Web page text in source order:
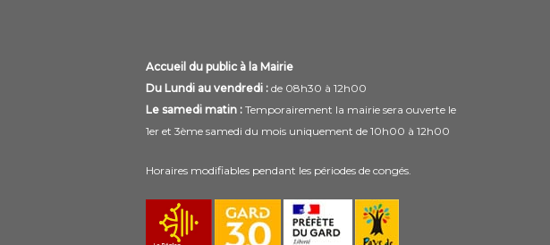
Accueil du public à la Mairie
Du Lundi au vendredi :de 08h30 à 12h00
Le samedi matin :Temporairement la mairie sera ouverte le
1er et 3ème samedi du mois uniquement de 10h00 à 12h00
Horaires modifiables pendant les périodes de congés.